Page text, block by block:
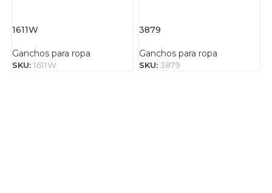
1611W
Ganchos para ropa
SKU: 1611W
3879
Ganchos para ropa
SKU: 3879